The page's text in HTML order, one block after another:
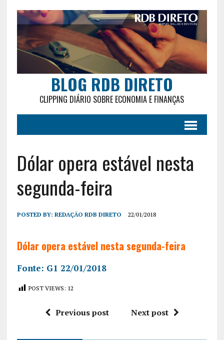
BLOG RDB DIRETO
CLIPPING DIÁRIO SOBRE ECONOMIA E FINANÇAS
Dólar opera estável nesta
segunda-feira
POSTED BY: REDAÇÃO RDB DIRETO 22/01/2018
Dólar opera estável nesta segunda-feira
Fonte: G1 22/01/2018
POST VIEWS: 12
Previous post Next post